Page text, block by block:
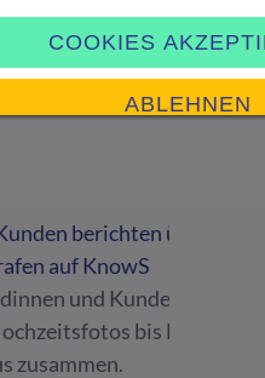
und Kunden ihre
bis
zusammen.
COOKIES
ABLEHNEN